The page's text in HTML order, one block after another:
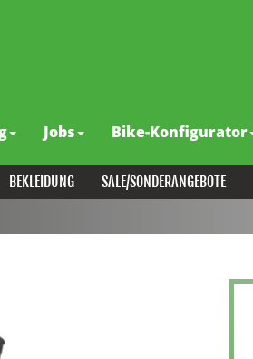
Jobs Bike-Konfigurator
BEKLEIDUNG SALE/SONDERANGEBOTE